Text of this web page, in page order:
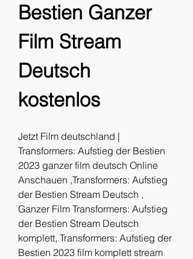
Bestien Ganzer
Film Stream
Deutsch
kostenlos
Jetzt Film deutschland |
Transformers: Aufstieg der Bestien
2023 ganzer film deutsch Online
Anschauen ,Transformers: Aufstieg
der Bestien Stream Deutsch ,
Ganzer Film Transformers: Aufstieg
der Bestien Stream Deutsch
komplett, Transformers: Aufstieg der
Bestien 2023 film komplett stream